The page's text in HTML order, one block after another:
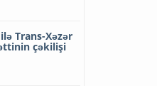
Trans-Xəzər
çəkilişi